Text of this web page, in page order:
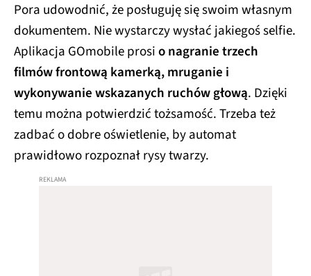
Pora udowodnić, że posługuję się swoim własnym
dokumentem. Nie wystarczy wysłać jakiegoś selfie.
Aplikacja GOmobile prosio nagranie trzech
filmów frontową kamerką, mruganie i
wykonywanie wskazanych ruchów głową. Dzięki
temu można potwierdzić tożsamość. Trzeba też
zadbać o dobre oświetlenie, by automat
prawidłowo rozpoznał rysy twarzy.